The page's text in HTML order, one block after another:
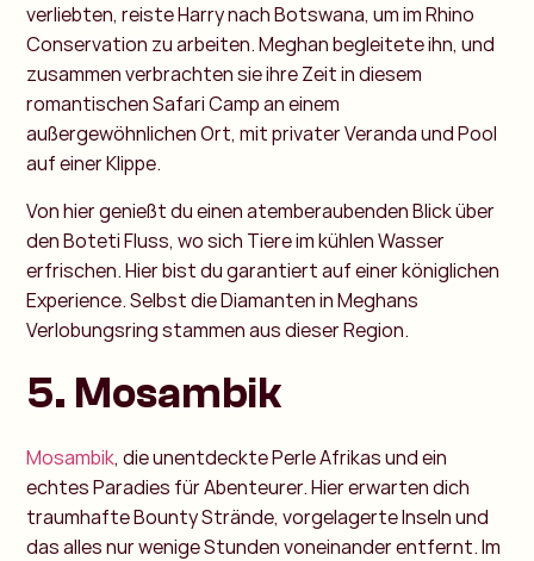
verliebten, reiste Harry nach Botswana, um im Rhino
Conservation zu arbeiten. Meghan begleitete ihn, und
zusammen verbrachten sie ihre Zeit in diesem
romantischen Safari Camp an einem
außergewöhnlichen Ort, mit privater Veranda und Pool
auf einer Klippe.
Von hier genießt du einen atemberaubenden Blick über
den Boteti Fluss, wo sich Tiere im kühlen Wasser
erfrischen. Hier bist du garantiert auf einer königlichen
Experience. Selbst die Diamanten in Meghans
Verlobungsring stammen aus dieser Region.
5. Mosambik
Mosambik, die unentdeckte Perle Afrikas und ein
echtes Paradies für Abenteurer. Hier erwarten dich
traumhafte Bounty Strände, vorgelagerte Inseln und
das alles nur wenige Stunden voneinander entfernt. Im